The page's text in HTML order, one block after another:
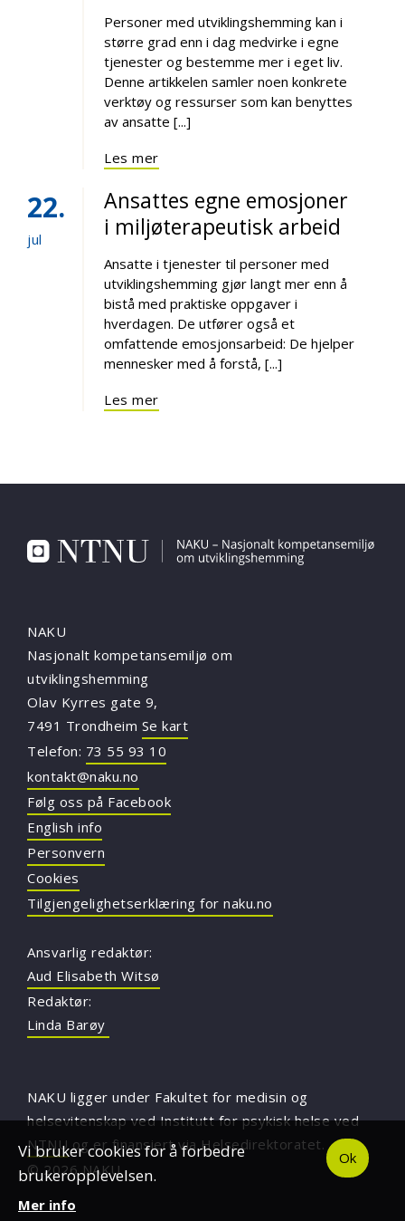
Personer med utviklingshemming kan i
større grad enn i dag medvirke i egne
tjenester og bestemme mer i eget liv.
Denne artikkelen samler noen konkrete
verktøy og ressurser som kan benyttes
av ansatte [...]
Les mer
22
jul
Ansattes egne emosjoner
i miljøterapeutisk arbeid
Ansatte i tjenester til personer med
utviklingshemming gjør langt mer enn å
bistå med praktiske oppgaver i
hverdagen. De utfører også et
omfattende emosjonsarbeid: De hjelper
mennesker med å forstå, [...]
Les mer
NAKU
Nasjonalt kompetansemiljø om
utviklingshemming
Olav Kyrres gate 9,
7491 Trondheim Se kart
Telefon: 73 55 93 10
kontakt@naku.no
Følg oss på Facebook
English info
Personvern
Cookies
Tilgjengelighetserklæring for naku.no
Ansvarlig redaktør:
Aud Elisabeth Witsø
Redaktør:
Linda Barøy
NAKU ligger under Fakultet for medisin og
helsevitenskap ved Institutt for psykisk helse ved
NTNU og er finansiert via Helsedirektoratet.
© 2026 NAKU
Vi bruker cookies for å forbedre
brukeropplevelsen.
Mer info
Ok